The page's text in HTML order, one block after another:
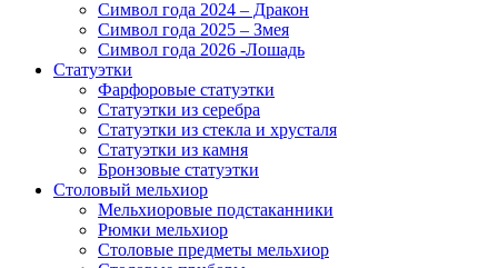
Символ года 2024 – Дракон
Символ года 2025 – Змея
Символ года 2026 -Лошадь
Статуэтки
Фарфоровые статуэтки
Статуэтки из серебра
Статуэтки из стекла и хрусталя
Статуэтки из камня
Бронзовые статуэтки
Столовый мельхиор
Мельхиоровые подстаканники
Рюмки мельхиор
Столовые предметы мельхиор